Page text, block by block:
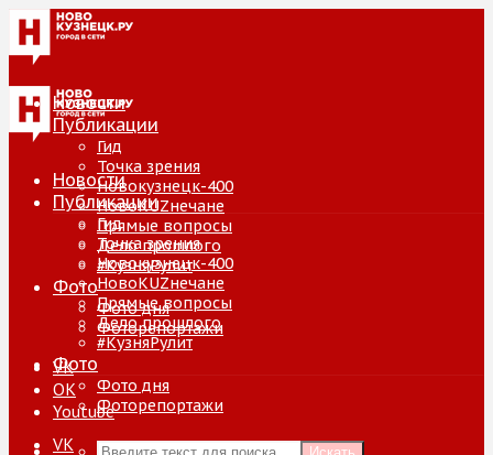
Новости
Публикации
Гид
Точка зрения
Новокузнецк-400
НовоKUZнечане
Прямые вопросы
Дело прошлого
#КузняРулит
Фото
Фото дня
Фоторепортажи
VK
ОК
Youtube
Новости
Публикации
Гид
Точка зрения
Новокузнецк-400
НовоKUZнечане
Прямые вопросы
Дело прошлого
#КузняРулит
Фото
Фото дня
Фоторепортажи
VK